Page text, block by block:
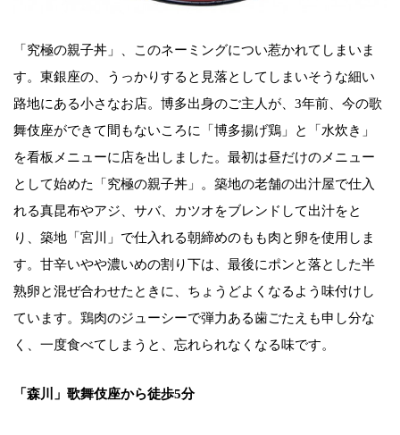
「究極の親子丼」、このネーミングについ惹かれてしまいま
す。東銀座の、うっかりすると見落としてしまいそうな細い
路地にある小さなお店。博多出身のご主人が、3年前、今の歌
舞伎座ができて間もないころに「博多揚げ鶏」と「水炊き」
を看板メニューに店を出しました。最初は昼だけのメニュー
として始めた「究極の親子丼」。築地の老舗の出汁屋で仕入
れる真昆布やアジ、サバ、カツオをブレンドして出汁をと
り、築地「宮川」で仕入れる朝締めのもも肉と卵を使用しま
す。甘辛いやや濃いめの割り下は、最後にポンと落とした半
熟卵と混ぜ合わせたときに、ちょうどよくなるよう味付けし
ています。鶏肉のジューシーで弾力ある歯ごたえも申し分な
く、一度食べてしまうと、忘れられなくなる味です。
「森川」歌舞伎座から徒歩5分